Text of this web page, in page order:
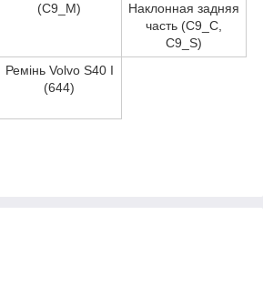
(C9_M)
Наклонная задняя
часть (C9_C,
C9_S)
Ремінь Volvo S40 I
(644)